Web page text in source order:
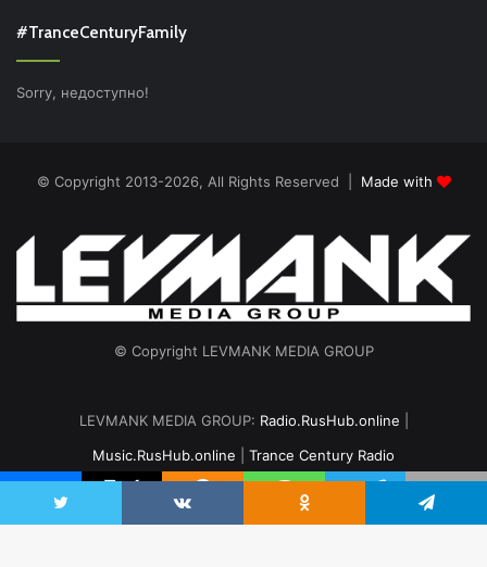
#TranceCenturyFamily
Sorry, недоступно!
© Copyright 2013-2026, All Rights Reserved | Made with
© Copyright LEVMANK MEDIA GROUP
LEVMANK MEDIA GROUP: Radio.RusHub.online
Music.RusHub.online
Trance Century Radio
vk.comOdnoklassniki
Telegram
Twitter VKontakte Odnoklassniki Telegram